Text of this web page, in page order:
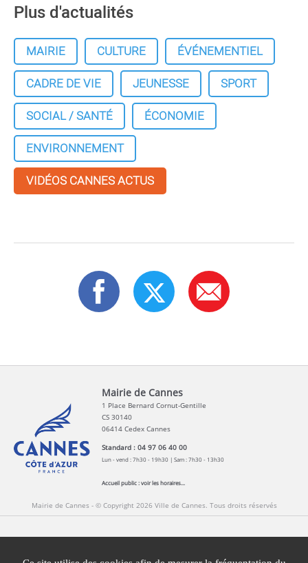
Plus d'actualités
MAIRIE CULTURE
ÉVÉNEMENTIEL
CADRE DE VIE
JEUNESSE
SPORT
SOCIAL / SANTÉ
ÉCONOMIE
ENVIRONNEMENT
VIDÉOS CANNES ACTUS
Mairie de Cannes
1 Place Bernard Cornut-Gentille
CS 30140
06414 Cedex Cannes
Standard : 04 97 06 40 00
Lun - vend : 7h30 - 19h30 | Sam : 7h30 - 13h30
Accueil public :voir les horaires...
Mairie de Cannes - © Copyright 2026 Ville de Cannes. Tous droits réservés